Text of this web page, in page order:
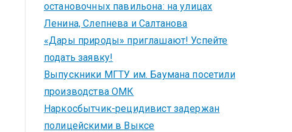
остановочных павильона: на улицах
Ленина, Слепнева и Салтанова
«Дары природы» приглашают! Успейте
подать заявку!
Выпускники МГТУ им. Баумана посетили
производства ОМК
Наркосбытчик-рецидивист задержан
полицейскими в Выксе